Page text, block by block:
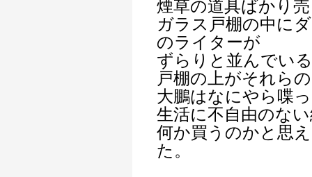
煙草の道具ばかり
ガラス戸棚の中に
のライターが
ずらりと並んでい
戸棚の上がそれら
大鵬はなにやら喋
生活に不自由のな
何か買うのかと思
た。